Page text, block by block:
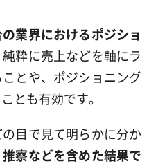
業界におけるポジショ
粋に売上などを軸にラ
とや、ポジショニング
とも有効です。
目で見て明らかに分か
推察などを含めた結果で